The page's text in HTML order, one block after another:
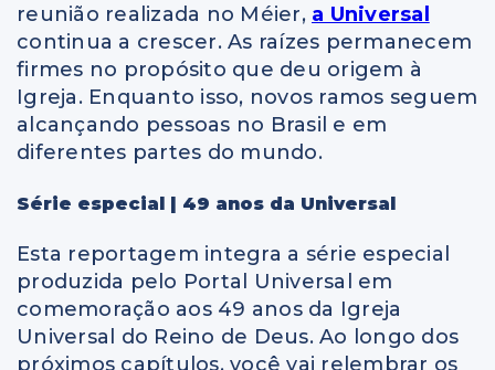
reunião realizada no Méier, a Universal
continua a crescer. As raízes permanecem
firmes no propósito que deu origem à
Igreja. Enquanto isso, novos ramos seguem
alcançando pessoas no Brasil e em
diferentes partes do mundo.
Série especial | 49 anos da Universal
Esta reportagem integra a série especial
produzida pelo Portal Universal em
comemoração aos 49 anos da Igreja
Universal do Reino de Deus. Ao longo dos
próximos capítulos, você vai relembrar os